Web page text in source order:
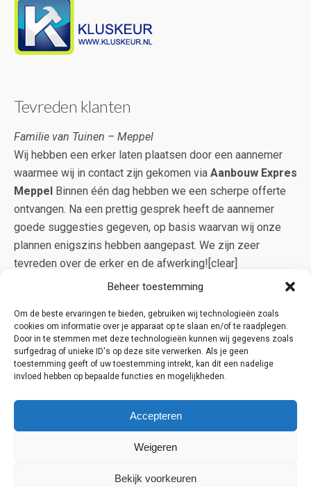
Beheer toestemming
Om de beste ervaringen te bieden, gebruiken wij technologieën zoals
cookies om informatie over je apparaat op te slaan en/of te raadplegen.
Door in te stemmen met deze technologieën kunnen wij gegevens zoals
surfgedrag of unieke ID's op deze site verwerken. Als je geen
toestemming geeft of uw toestemming intrekt, kan dit een nadelige
invloed hebben op bepaalde functies en mogelijkheden.
Accepteren
Weigeren
Bekijk voorkeuren
Tevreden klanten
Familie van Tuinen – Meppel
Wij hebben een erker laten plaatsen door een aannemer
waarmee wij in contact zijn gekomen via Aanbouw Expres
Meppel Binnen één dag hebben we een scherpe offerte
ontvangen. Na een prettig gesprek heeft de aannemer
goede suggesties gegeven, op basis waarvan wij onze
plannen enigszins hebben aangepast. We zijn zeer
tevreden over de erker en de afwerking![clear]
[/one_third_last] [clear] [content-highlight]Aanbouw Expres
Meppel die in bezit zijn van het Kluskeurmerk. Op deze
manier bent u verzekerd van kwaliteit en controle op het
werk![/content-highlight]
Terug naar boven
Mobiel Desktop